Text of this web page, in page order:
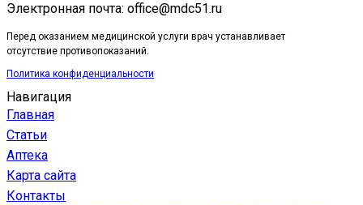
Электронная почта: office@mdc51.ru
Перед оказанием медицинской услуги врач устанавливает
отсутствие противопоказаний.
Политика конфиденциальности
Навигация
Главная
Статьи
Аптека
Карта сайта
Контакты